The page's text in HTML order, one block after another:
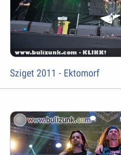
Sziget 2011 - Ektomorf